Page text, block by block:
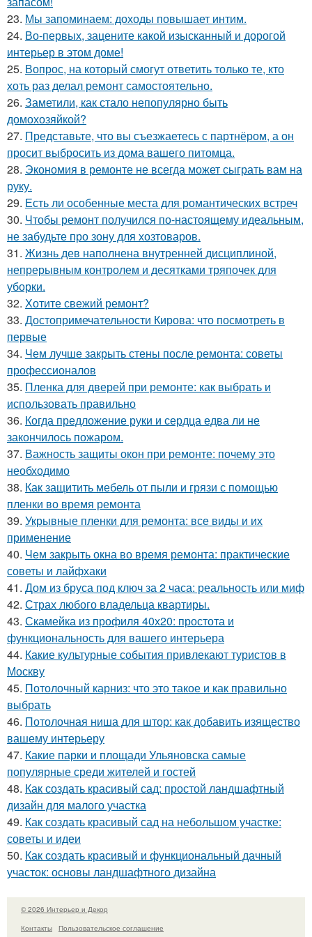
23. Мы запоминаем: доходы повышает интим.
24. Во-первых, зацените какой изысканный и дорогой
интерьер в этом доме!
25. Вопрос, на который смогут ответить только те, кто
хоть раз делал ремонт самостоятельно.
26. Заметили, как стало непопулярно быть
домохозяйкой?
27. Представьте, что вы съезжаетесь с партнёром, а он
просит выбросить из дома вашего питомца.
28. Экономия в ремонте не всегда может сыграть вам на
руку.
29. Есть ли особенные места для романтических встреч
30. Чтобы ремонт получился по-настоящему идеальным,
не забудьте про зону для хозтоваров.
31. Жизнь дев наполнена внутренней дисциплиной,
непрерывным контролем и десятками тряпочек для
уборки.
32. Хотите свежий ремонт?
33. Достопримечательности Кирова: что посмотреть в
первые
34. Чем лучше закрыть стены после ремонта: советы
профессионалов
35. Пленка для дверей при ремонте: как выбрать и
использовать правильно
36. Когда предложение руки и сердца едва ли не
закончилось пожаром.
37. Важность защиты окон при ремонте: почему это
необходимо
38. Как защитить мебель от пыли и грязи с помощью
пленки во время ремонта
39. Укрывные пленки для ремонта: все виды и их
применение
40. Чем закрыть окна во время ремонта: практические
советы и лайфхаки
41. Дом из бруса под ключ за 2 часа: реальность или миф
42. Страх любого владельца квартиры.
43. Скамейка из профиля 40х20: простота и
функциональность для вашего интерьера
44. Какие культурные события привлекают туристов в
Москву
45. Потолочный карниз: что это такое и как правильно
выбрать
46. Потолочная ниша для штор: как добавить изящество
вашему интерьеру
47. Какие парки и площади Ульяновска самые
популярные среди жителей и гостей
48. Как создать красивый сад: простой ландшафтный
дизайн для малого участка
49. Как создать красивый сад на небольшом участке:
советы и идеи
50. Как создать красивый и функциональный дачный
участок: основы ландшафтного дизайна
© 2026 Интерьер и Декор
Контакты
Пользовательское соглашение